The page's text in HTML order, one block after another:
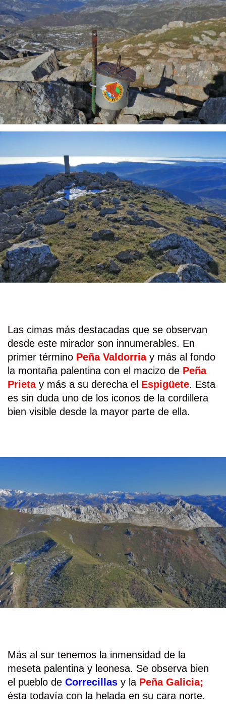
Las cimas más destacadas que se observan
desde este mirador son innumerables. En
primer término Peña Valdorriay más al fondo
la montaña palentina con el macizo de Peña
Prietay más a su derecha el Espigüete. Esta
es sin duda uno de los iconos de la cordillera
bien visible desde la mayor parte de ella.
Más al sur tenemos la inmensidad de la
meseta palentina y leonesa. Se observa bien
el pueblo de Correcillas y la Peña Galicia;
ésta todavía con la helada en su cara norte.